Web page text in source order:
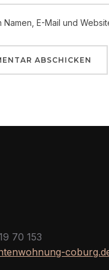
Namen, E-Mail und
70 153